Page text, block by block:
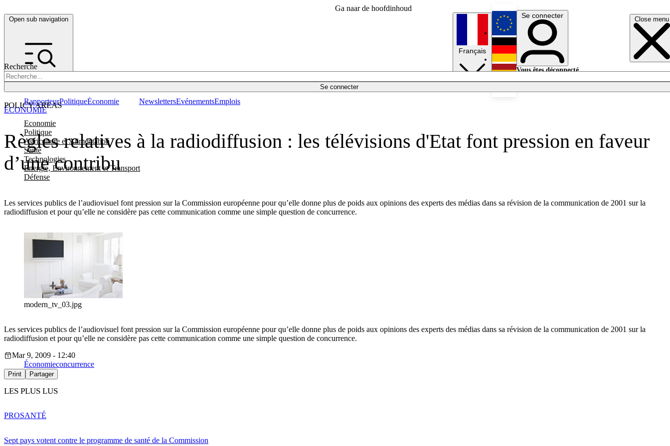
Ga naar de hoofdinhoud
Open sub navigation Close menu
Recherche
Se connecter
POLICY AREAS
Economie
Politique
Agriculture et Alimentation
Santé
Technologies
Energie, Environnement et Transport
Défense
RapporteurPolitiqueÉconomie NewslettersEvénementsEmplois
Français
English
Deutsch
Se connecter
Vous êtes déconnecté.
Règles relatives à la radiodiffusion : les télévisions d'Etat font pression en faveur
d’une contribu
Les services publics de l’audiovisuel font pression sur la Commission européenne pour qu’elle donne plus de poids aux opinions des experts des médias dans sa révision de la communication de 2001 sur la
radiodiffusion et pour qu’elle ne considère pas cette communication comme une simple question de concurrence.
ÉCONOMIE
modern_tv_03.jpg
Les services publics de l’audiovisuel font pression sur la Commission européenne pour qu’elle donne plus de poids aux opinions des experts des médias dans sa révision de la communication de 2001 sur la
radiodiffusion et pour qu’elle ne considère pas cette communication comme une simple question de concurrence.
Mar 9, 2009 - 12:40
Économieconcurrence
Print Partager
LES PLUS LUS
Sept pays votent contre le programme de santé de la Commission
PROSANTÉ